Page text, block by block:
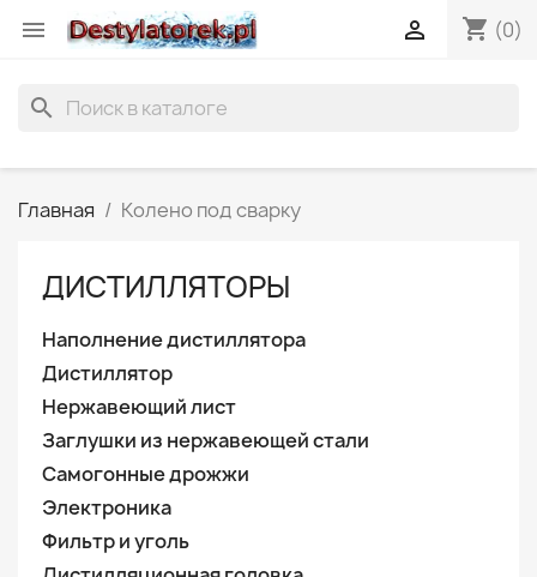
 shopping_cart (0)

search
Главная Колено под сварку
ДИСТИЛЛЯТОРЫ
Наполнение дистиллятора
Дистиллятор
Нержавеющий лист
Заглушки из нержавеющей стали
Самогонные дрожжи
Электроника
Фильтр и уголь